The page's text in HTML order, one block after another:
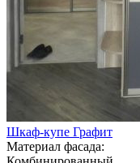
Шкаф-купе Графит
Материал фасада: